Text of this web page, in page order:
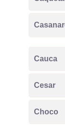
Cauca
Cesar
Choco